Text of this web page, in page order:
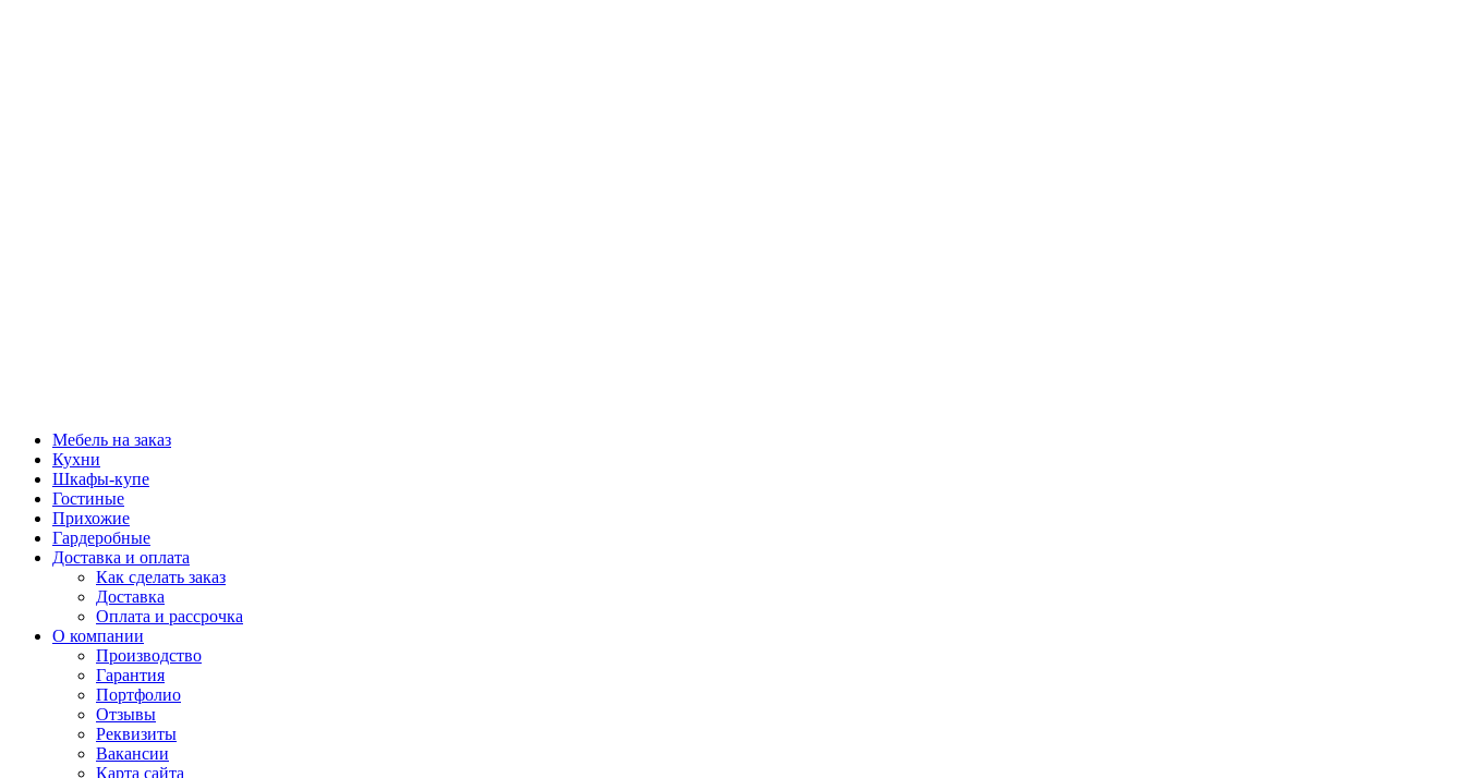
Мебель на заказ
Кухни
Шкафы-купе
Гостиные
Прихожие
Гардеробные
Доставка и оплата
Как сделать заказ
Доставка
Оплата и рассрочка
О компании
Производство
Гарантия
Портфолио
Отзывы
Реквизиты
Вакансии
Карта сайта